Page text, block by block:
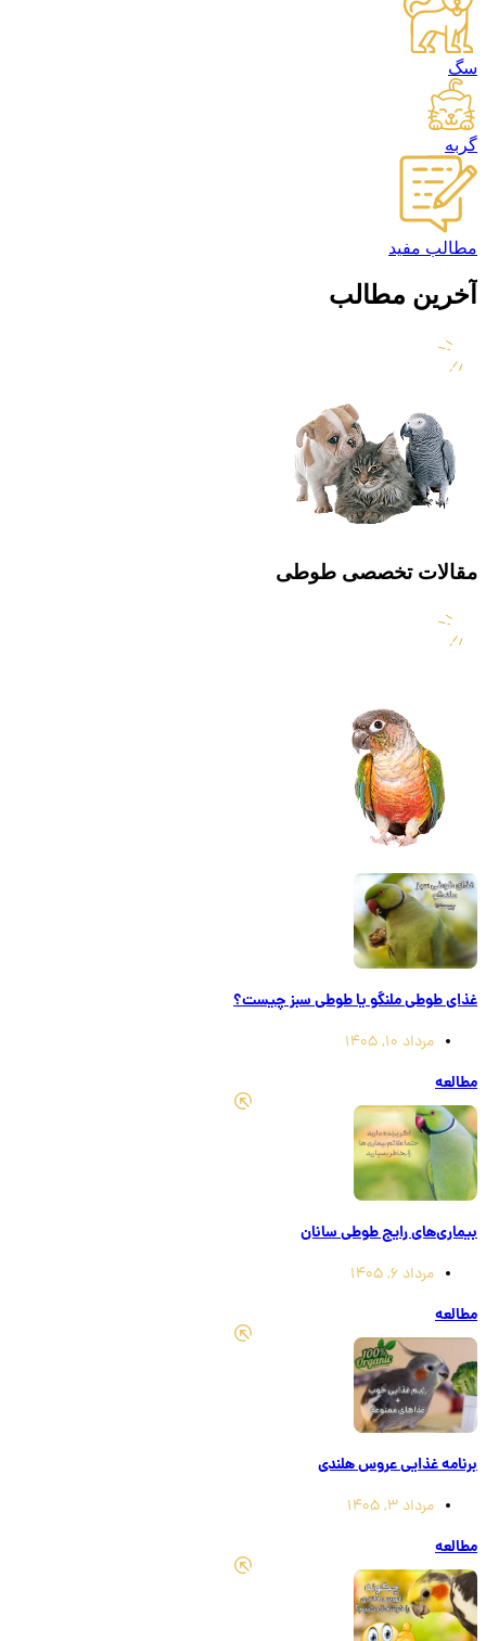
سگ
گربه
مطالب مفید
آخرین مطالب
مقالات تخصصی طوطی
غذای طوطی ملنگو یا طوطی سبز چیست؟
مرداد 10, 1405
مطالعه
بیماری‌های رایج طوطی سانان
مرداد 6, 1405
مطالعه
برنامه غذایی عروس هلندی
مرداد 3, 1405
مطالعه